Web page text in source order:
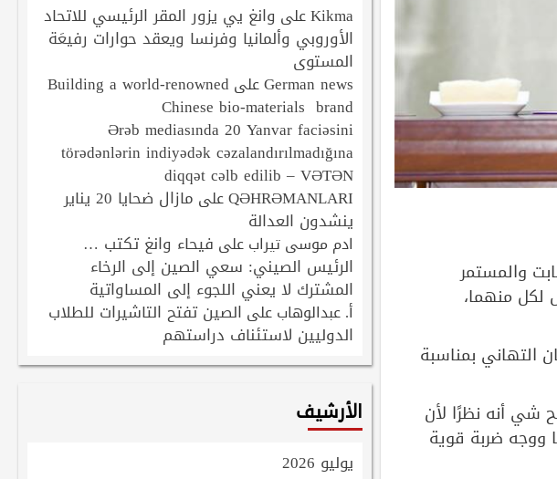
والمستمر
لكل منهما،
التهاني بمناسبة
أوضح شي أنه نظرًا لأن
ووجه ضربة قوية
Kikmaعلى وانغ يي يزور المقر الرئيسي للاتحاد
الأوروبي وألمانيا وفرنسا ويعقد حوارات رفيعَة
المستوى
German newsعلى Building a world-renowned
Chinese bio-materials brand
Ərəb mediasında 20 Yanvar faciəsini
törədənlərin indiyədək cəzalandırılmadığına
diqqət cəlb edilib – VƏTƏN
QƏHRƏMANLARIعلى مازال ضحايا 20 يناير
ينشدون العدالة
ادم موسى تيرابعلى فيحاء وانغ تكتب …
الرئيس الصيني: سعي الصين إلى الرخاء
المشترك لا يعني اللجوء إلى المساواتية
أ. عبدالوهابعلى الصين تفتح التاشيرات للطلاب
الدوليين لاستئناف دراستهم
الأرشيف
يوليو 2026